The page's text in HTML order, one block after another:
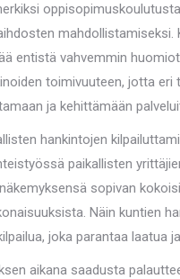
mahdollistamiseksi.
entistä vahvemmin
toimivuuteen, jotta eri
ja kehittämään
hankintojen
paikallisten
sopivan
Näin kuntien
joka parantaa laatua
aikana saadusta